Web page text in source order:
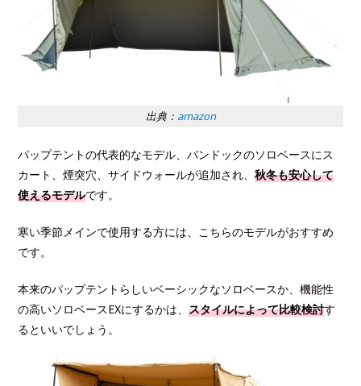
出典： amazon
パップテントの代表的なモデル、バンドックのソロベースにス
カート、煙突穴、サイドウォールが追加され、秋冬も安心して
使えるモデルです。
寒い季節メインで使用する方には、こちらのモデルがおすすめ
です。
本来のパップテントらしいベーシックなソロベースか、機能性
の高いソロベースEXにするかは、スタイルによって比較検討す
るといいでしょう。